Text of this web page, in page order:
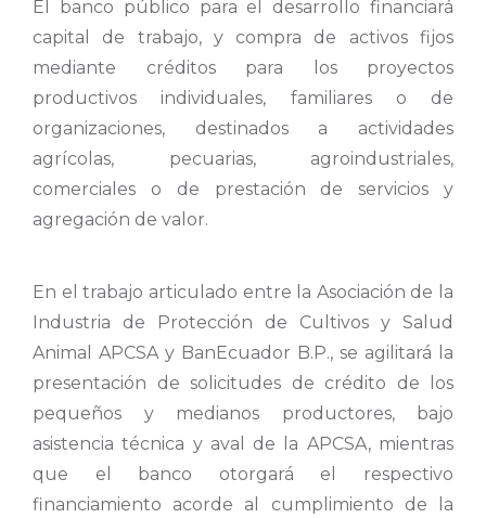
El banco público para el desarrollo financiará
capital de trabajo, y compra de activos fijos
mediante créditos para los proyectos
productivos individuales, familiares o de
organizaciones, destinados a actividades
agrícolas, pecuarias, agroindustriales,
comerciales o de prestación de servicios y
agregación de valor.
En el trabajo articulado entre la Asociación de la
Industria de Protección de Cultivos y Salud
Animal APCSA y BanEcuador B.P., se agilitará la
presentación de solicitudes de crédito de los
pequeños y medianos productores, bajo
asistencia técnica y aval de la APCSA, mientras
que el banco otorgará el respectivo
financiamiento acorde al cumplimiento de la